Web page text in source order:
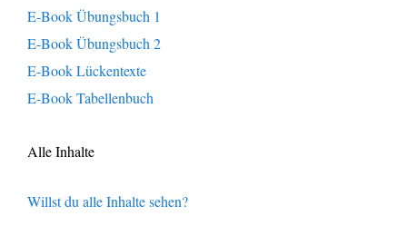
E-Book Übungsbuch 1
E-Book Übungsbuch 2
E-Book Lückentexte
E-Book Tabellenbuch
Alle Inhalte
Willst du alle Inhalte sehen?